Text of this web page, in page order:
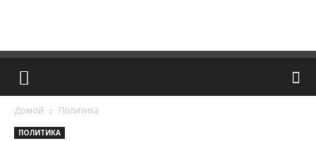
Домой Политика
ПОЛИТИКА